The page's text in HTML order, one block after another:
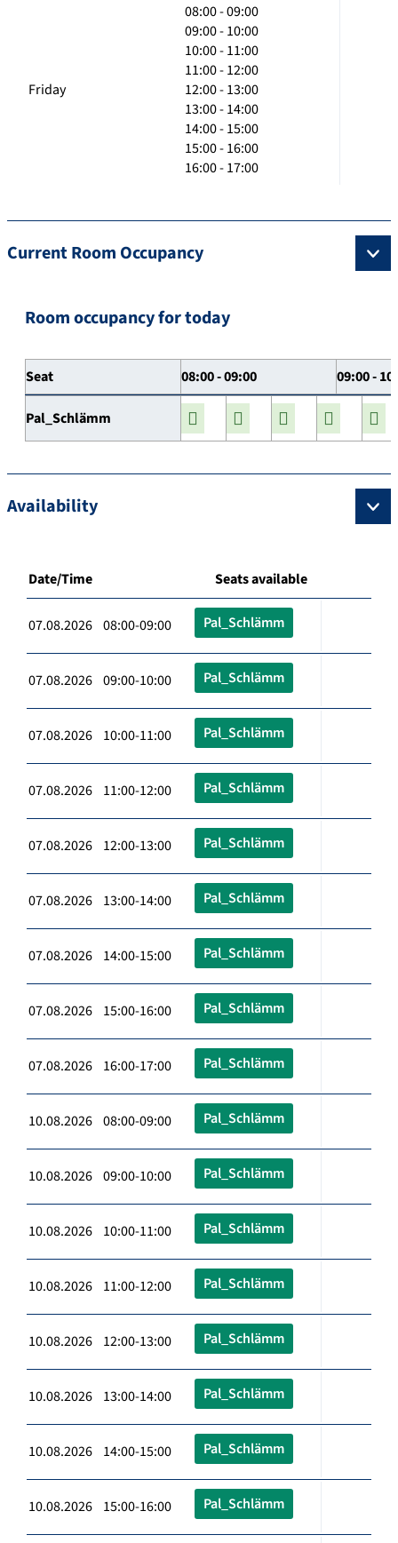
Friday
08:00 - 09:00
09:00 - 10:00
10:00 - 11:00
11:00 - 12:00
12:00 - 13:00
13:00 - 14:00
14:00 - 15:00
15:00 - 16:00
16:00 - 17:00
Current Room Occupancy
Room occupancy for today
Seat 08:00 - 09:00 09:00 -
Pal_Schlämm
Availability
Date/Time Seats available
07.08.2026 08:00-09:00 Pal_Schlämm
07.08.2026 09:00-10:00 Pal_Schlämm
07.08.2026 10:00-11:00 Pal_Schlämm
07.08.2026 11:00-12:00 Pal_Schlämm
07.08.2026 12:00-13:00 Pal_Schlämm
07.08.2026 13:00-14:00 Pal_Schlämm
07.08.2026 14:00-15:00 Pal_Schlämm
07.08.2026 15:00-16:00 Pal_Schlämm
07.08.2026 16:00-17:00 Pal_Schlämm
10.08.2026 08:00-09:00 Pal_Schlämm
10.08.2026 09:00-10:00 Pal_Schlämm
10.08.2026 10:00-11:00 Pal_Schlämm
10.08.2026 11:00-12:00 Pal_Schlämm
10.08.2026 12:00-13:00 Pal_Schlämm
10.08.2026 13:00-14:00 Pal_Schlämm
10.08.2026 14:00-15:00 Pal_Schlämm
10.08.2026 15:00-16:00 Pal_Schlämm